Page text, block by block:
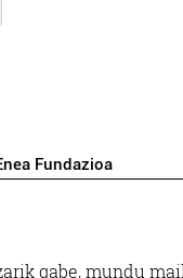
Fundazioa
gabe, mundu